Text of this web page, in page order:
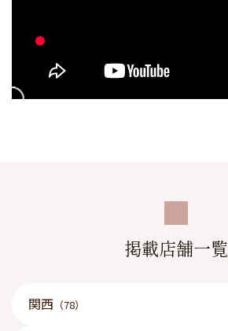
掲載店舗一覧
関西 （78）